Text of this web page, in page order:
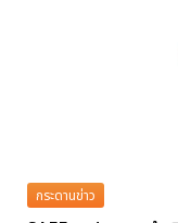
กระดานข่าว